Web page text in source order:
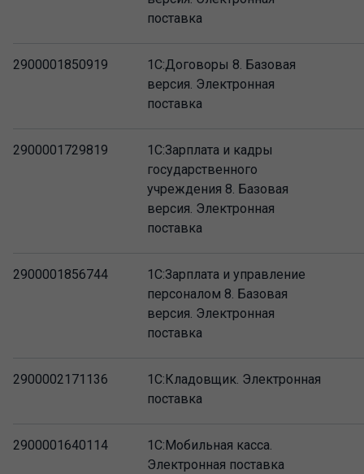
поставка
2900001850919
1С:Договоры 8. Базовая
версия. Электронная
поставка
2900001729819
1С:Зарплата и кадры
государственного
учреждения 8. Базовая
версия. Электронная
поставка
2900001856744
1С:Зарплата и управление
персоналом 8. Базовая
версия. Электронная
поставка
2900002171136
1C:Кладовщик. Электронная
поставка
2900001640114
1С:Мобильная касса.
Электронная поставка